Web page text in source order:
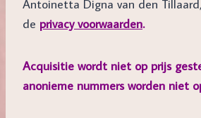
Antoinetta Digna van den
de privacy voorwaarden.
Acquisitie wordt niet op prijs
anonieme nummers worden niet